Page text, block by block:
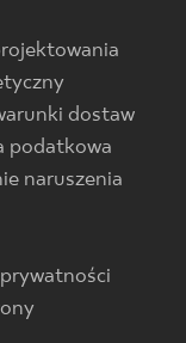
dostaw
podatkowa
naruszenia